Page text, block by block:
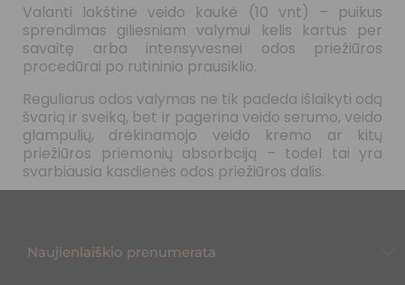
Valanti lakštinė veido kaukė (10 vnt) – puikus
sprendimas giliesniam valymui kelis kartus per
savaitę arba intensyvesnei odos priežiūros
procedūrai po rutininio prausiklio.
Reguliarus odos valymas ne tik padeda išlaikyti odą
švarią ir sveiką, bet ir pagerina veido serumo, veido
glampulių, drėkinamojo veido kremo ar kitų
priežiūros priemonių absorbciją – todėl tai yra
svarbiausia kasdienės odos priežiūros dalis.
Naujienlaiškio prenumerata